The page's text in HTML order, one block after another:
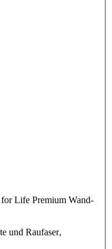
Life Premium Wand-
und Raufaser,